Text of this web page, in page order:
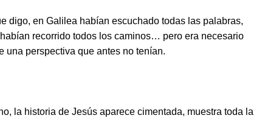
digo, en Galilea habían escuchado todas las palabras,
recorrido todos los caminos… pero era necesario
una perspectiva que antes no tenían.
la historia de Jesús aparece cimentada, muestra toda la